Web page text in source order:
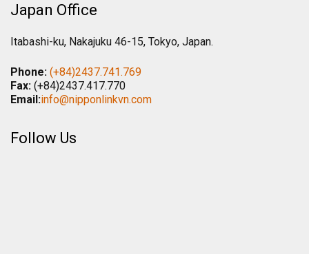
Japan Office
Itabashi-ku, Nakajuku 46-15, Tokyo, Japan.
Phone: (+84)2437.741.769
Fax: (+84)2437.417.770
Email:info@nipponlinkvn.com
Follow Us